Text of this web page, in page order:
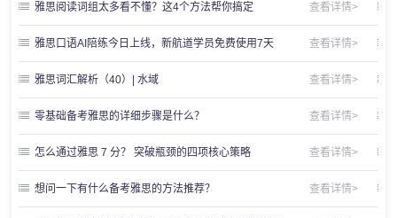
雅思阅读词组太多看不懂？这4个方法帮你搞定 查看详情>
雅思口语AI陪练今日上线，新航道学员免费使用7天 查看详情>
雅思词汇解析（40）| 水域 查看详情>
零基础备考雅思的详细步骤是什么？ 查看详情>
怎么通过雅思 7 分？ 突破瓶颈的四项核心策略 查看详情>
想问一下有什么备考雅思的方法推荐？ 查看详情>